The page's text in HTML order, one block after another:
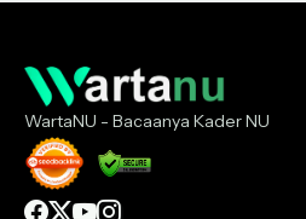
WartaNU - Bacaanya Kader NU